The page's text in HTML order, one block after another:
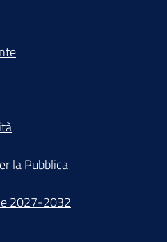
la Pubblica
2027-2032